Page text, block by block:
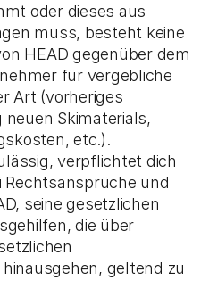
oder dieses aus
muss, besteht keine
HEAD gegenüber dem
für vergebliche
Art (vorheriges
Skimaterials,
etc.).
verpflichtet dich
Rechtsansprüche und
seine gesetzlichen
die über
geltend zu